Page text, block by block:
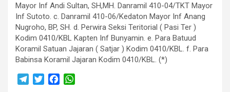
Mayor Inf Andi Sultan, SH,MH. Danramil 410-04/TKT Mayor
Inf Sutoto. c. Danramil 410-06/Kedaton Mayor Inf Anang
Nugroho, BP, SH. d. Perwira Seksi Teritorial ( Pasi Ter )
Kodim 0410/KBL Kapten Inf Bunyamin. e. Para Batuud
Koramil Satuan Jajaran ( Satjar ) Kodim 0410/KBL. f. Para
Babinsa Koramil Jajaran Kodim 0410/KBL. (*)